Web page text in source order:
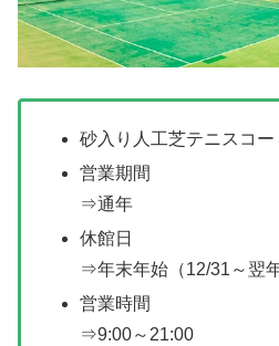
砂入り人工芝テニスコ
営業期間
⇒通年
休館日
⇒年末年始（12/31～翌年
営業時間
⇒9:00～21:00